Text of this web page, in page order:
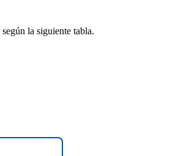
la siguiente tabla.